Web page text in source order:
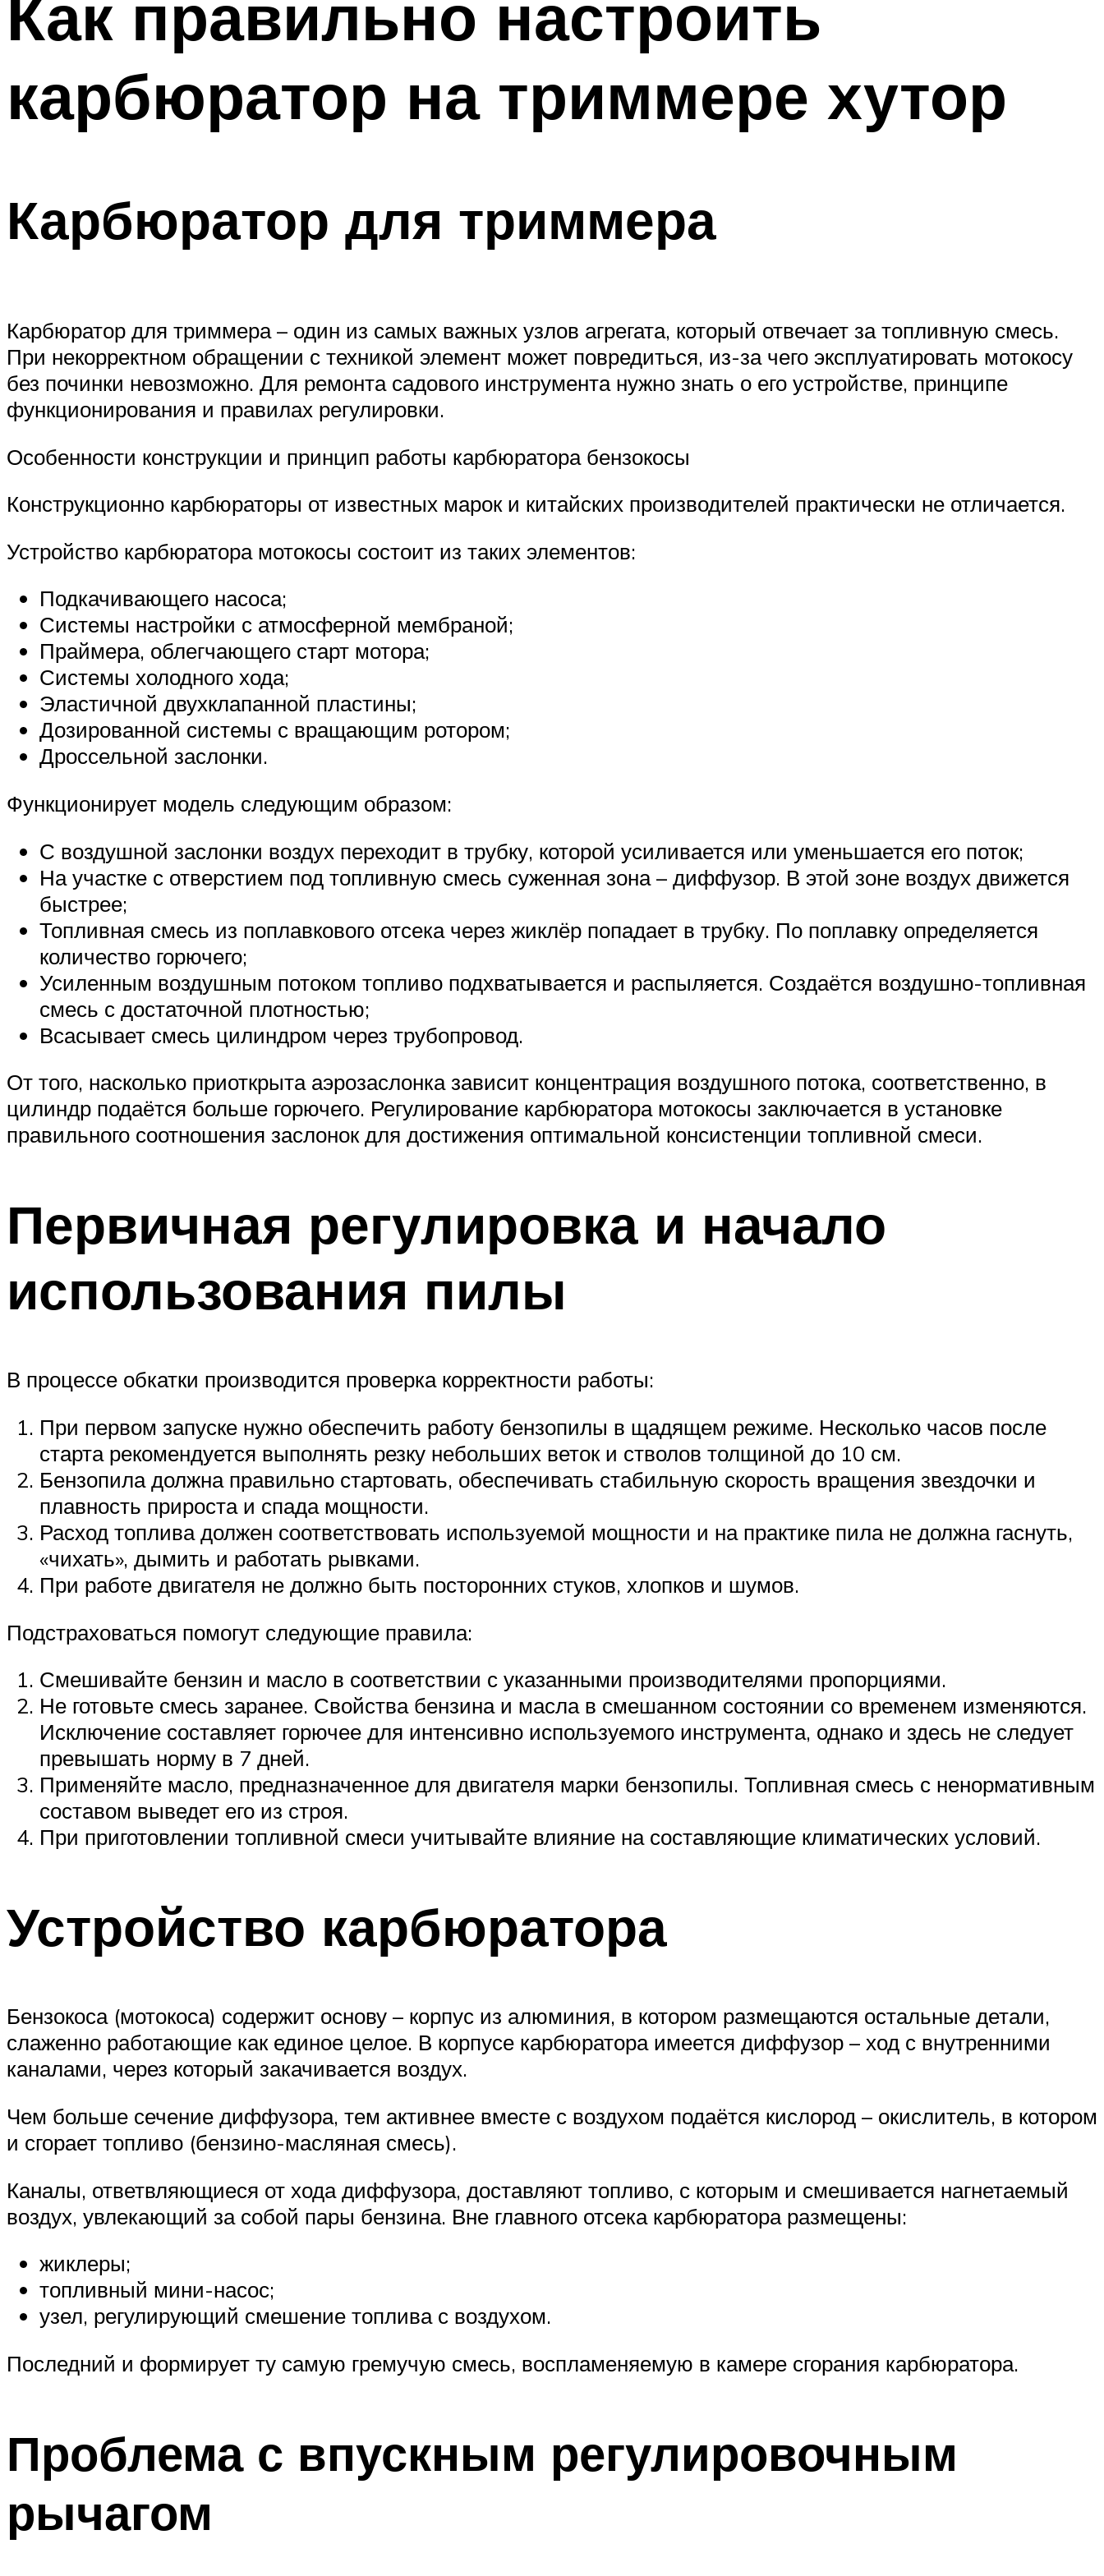
Как правильно настроить
карбюратор на триммере хутор
Карбюратор для триммера
Карбюратор для триммера – один из самых важных узлов агрегата, который отвечает за топливную смесь.
При некорректном обращении с техникой элемент может повредиться, из-за чего эксплуатировать мотокосу
без починки невозможно. Для ремонта садового инструмента нужно знать о его устройстве, принципе
функционирования и правилах регулировки.
Особенности конструкции и принцип работы карбюратора бензокосы
Конструкционно карбюраторы от известных марок и китайских производителей практически не отличается.
Устройство карбюратора мотокосы состоит из таких элементов:
Подкачивающего насоса;
Системы настройки с атмосферной мембраной;
Праймера, облегчающего старт мотора;
Системы холодного хода;
Эластичной двухклапанной пластины;
Дозированной системы с вращающим ротором;
Дроссельной заслонки.
Функционирует модель следующим образом:
С воздушной заслонки воздух переходит в трубку, которой усиливается или уменьшается его поток;
На участке с отверстием под топливную смесь суженная зона – диффузор. В этой зоне воздух движется
быстрее;
Топливная смесь из поплавкового отсека через жиклёр попадает в трубку. По поплавку определяется
количество горючего;
Усиленным воздушным потоком топливо подхватывается и распыляется. Создаётся воздушно-топливная
смесь с достаточной плотностью;
Всасывает смесь цилиндром через трубопровод.
От того, насколько приоткрыта аэрозаслонка зависит концентрация воздушного потока, соответственно, в
цилиндр подаётся больше горючего. Регулирование карбюратора мотокосы заключается в установке
правильного соотношения заслонок для достижения оптимальной консистенции топливной смеси.
Первичная регулировка и начало
использования пилы
В процессе обкатки производится проверка корректности работы:
При первом запуске нужно обеспечить работу бензопилы в щадящем режиме. Несколько часов после
старта рекомендуется выполнять резку небольших веток и стволов толщиной до 10 см.
Бензопила должна правильно стартовать, обеспечивать стабильную скорость вращения звездочки и
плавность прироста и спада мощности.
Расход топлива должен соответствовать используемой мощности и на практике пила не должна гаснуть,
«чихать», дымить и работать рывками.
При работе двигателя не должно быть посторонних стуков, хлопков и шумов.
Подстраховаться помогут следующие правила:
Смешивайте бензин и масло в соответствии с указанными производителями пропорциями.
Не готовьте смесь заранее. Свойства бензина и масла в смешанном состоянии со временем изменяются.
Исключение составляет горючее для интенсивно используемого инструмента, однако и здесь не следует
превышать норму в 7 дней.
Применяйте масло, предназначенное для двигателя марки бензопилы. Топливная смесь с ненормативным
составом выведет его из строя.
При приготовлении топливной смеси учитывайте влияние на составляющие климатических условий.
Устройство карбюратора
Бензокоса (мотокоса) содержит основу – корпус из алюминия, в котором размещаются остальные детали,
слаженно работающие как единое целое. В корпусе карбюратора имеется диффузор – ход с внутренними
каналами, через который закачивается воздух.
Чем больше сечение диффузора, тем активнее вместе с воздухом подаётся кислород – окислитель, в котором
и сгорает топливо (бензино-масляная смесь).
Каналы, ответвляющиеся от хода диффузора, доставляют топливо, с которым и смешивается нагнетаемый
воздух, увлекающий за собой пары бензина. Вне главного отсека карбюратора размещены:
жиклеры;
топливный мини-насос;
узел, регулирующий смешение топлива с воздухом.
Последний и формирует ту самую гремучую смесь, воспламеняемую в камере сгорания карбюратора.
Проблема с впускным регулировочным
рычагом